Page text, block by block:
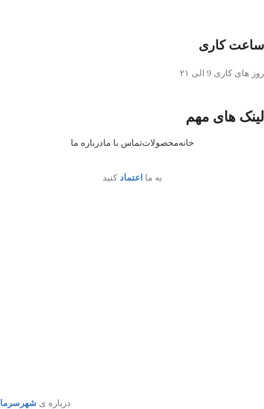
ساعت کاری
روز های کاری 9 الی ۲۱
لینک های مهم
خانهمحصولاتتماس با مادرباره ما
درباره ی شهرسرما
به ما اعتماد کنید